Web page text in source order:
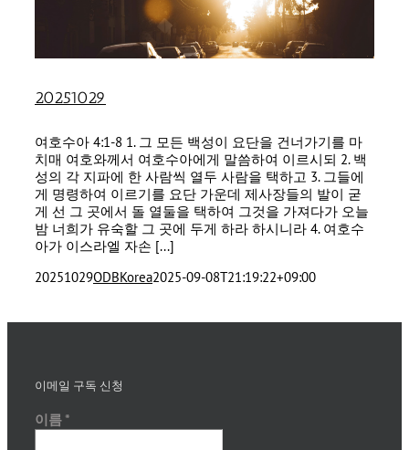
20251029
여호수아 4:1-8 1. 그 모든 백성이 요단을 건너가기를 마
치매 여호와께서 여호수아에게 말씀하여 이르시되 2. 백
성의 각 지파에 한 사람씩 열두 사람을 택하고 3. 그들에
게 명령하여 이르기를 요단 가운데 제사장들의 발이 굳
게 선 그 곳에서 돌 열둘을 택하여 그것을 가져다가 오늘
밤 너희가 유숙할 그 곳에 두게 하라 하시니라 4. 여호수
아가 이스라엘 자손 [...]
20251029ODBKorea2025-09-08T21:19:22+09:00
이메일 구독 신청
이름 *